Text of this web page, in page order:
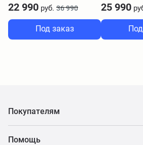
22 990 руб. 36 990
Под заказ
25 990
Покупателям
Помощь